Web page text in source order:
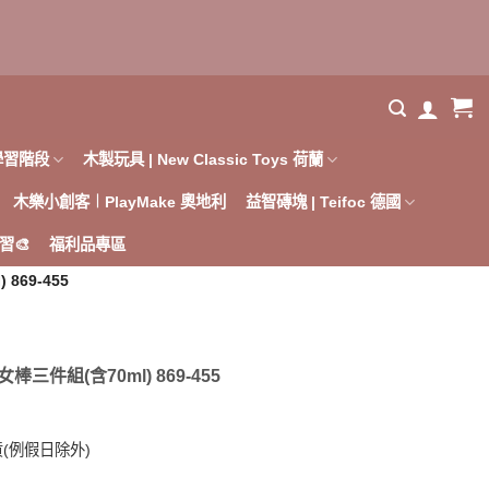
習階段 木製玩具 | New Classic Toys 荷蘭
木樂小創客︱PlayMake 奧地利 益智磚塊 | Teifoc 德國
🎨 福利品專區
869-455
棒三件組(含70ml) 869-455
例假日除外)